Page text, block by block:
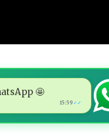
🤩
15:59 ✓✓